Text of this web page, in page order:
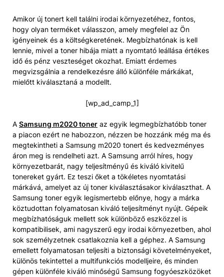
Amikor új tonert kell találni irodai környezetéhez, fontos,
hogy olyan terméket válasszon, amely megfelel az Ön
igényeinek és a költségkeretének. Megbízhatónak is kell
lennie, mivel a toner hibája miatt a nyomtató leállása értékes
idő és pénz veszteséget okozhat. Emiatt érdemes
megvizsgálnia a rendelkezésre álló különféle márkákat,
mielőtt kiválasztaná a modellt.
[wp_ad_camp_1]
A Samsung m2020 toner az egyik legmegbízhatóbb toner
a piacon ezért ne habozzon, nézzen be hozzánk még ma és
megtekintheti a Samsung m2020 tonert és kedvezményes
áron meg is rendelheti azt. A Samsung arról híres, hogy
környezetbarát, nagy teljesítményű és kiváló kivitelű
tonereket gyárt. Ez teszi őket a tökéletes nyomtatási
márkává, amelyet az új toner kiválasztásakor kiválaszthat. A
Samsung toner egyik legismertebb előnye, hogy a márka
köztudottan folyamatosan kiváló teljesítményt nyújt. Gépeik
megbízhatóságuk mellett sok különböző eszközzel is
kompatibilisek, ami nagyszerű egy irodai környezetben, ahol
sok személyzetnek csatlakoznia kell a géphez. A Samsung
emellett folyamatosan teljesíti a biztonsági követelményeket,
különös tekintettel a multifunkciós modelljeire, és minden
gépen különféle kiváló minőségű Samsung fogyóeszközöket